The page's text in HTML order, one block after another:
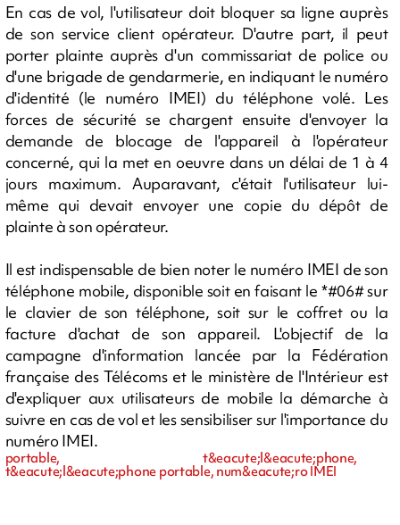
En cas de vol, l'utilisateur doit bloquer sa ligne auprès
de son service client opérateur. D'autre part, il peut
porter plainte auprès d'un commissariat de police ou
d'une brigade de gendarmerie, en indiquant le numéro
d'identité (le numéro IMEI) du téléphone volé. Les
forces de sécurité se chargent ensuite d'envoyer la
demande de blocage de l'appareil à l'opérateur
concerné, qui la met en oeuvre dans un délai de 1 à 4
jours maximum. Auparavant, c'était l'utilisateur lui-
même qui devait envoyer une copie du dépôt de
plainte à son opérateur.
Il est indispensable de bien noter le numéro IMEI de son
téléphone mobile, disponible soit en faisant le *#06# sur
le clavier de son téléphone, soit sur le coffret ou la
facture d'achat de son appareil. L'objectif de la
campagne d'information lancée par la Fédération
française des Télécoms et le ministère de l'Intérieur est
d'expliquer aux utilisateurs de mobile la démarche à
suivre en cas de vol et les sensibiliser sur l'importance du
numéro IMEI.
portable, t&eacute;l&eacute;phone,
t&eacute;l&eacute;phone portable, num&eacute;ro IMEI